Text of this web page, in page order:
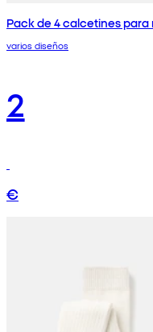
Pack de 4 calcetines para
varios diseños
2
€